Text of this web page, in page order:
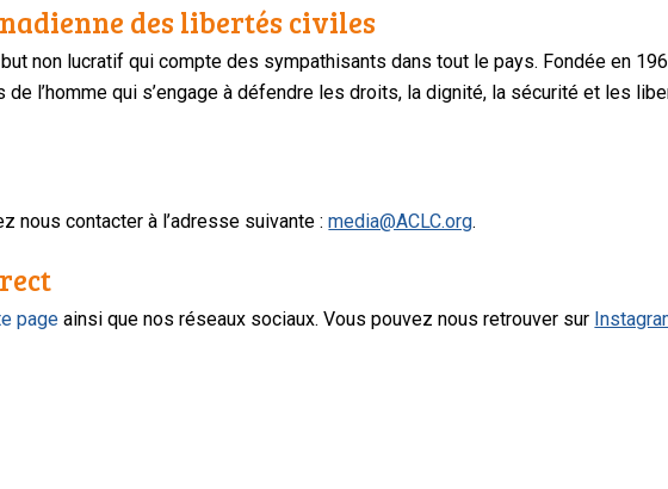
des libertés civiles
non lucratif qui compte des sympathisants dans tout le pays. Fondée en
l’homme qui s’engage à défendre les droits, la dignité, la sécurité et les
nous contacter à l’adresse suivante :media@ACLC.org.
page ainsi que nos réseaux sociaux. Vous pouvez nous retrouver sur